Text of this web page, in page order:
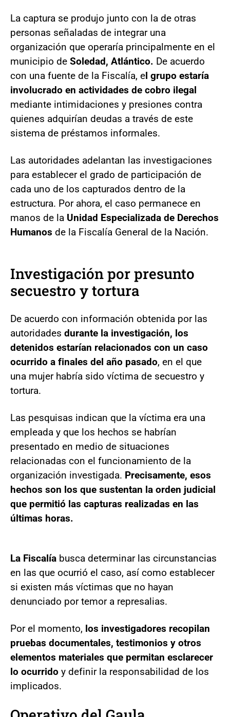
La captura se produjo junto con la de otras
personas señaladas de integrar una
organización que operaría principalmente en el
municipio de Soledad, Atlántico. De acuerdo
con una fuente de la Fiscalía, el grupo estaría
involucrado en actividades de cobro ilegal
mediante intimidaciones y presiones contra
quienes adquirían deudas a través de este
sistema de préstamos informales.
Las autoridades adelantan las investigaciones
para establecer el grado de participación de
cada uno de los capturados dentro de la
estructura. Por ahora, el caso permanece en
manos de la Unidad Especializada de Derechos
Humanos de la Fiscalía General de la Nación.
Investigación por presunto
secuestro y tortura
De acuerdo con información obtenida por las
autoridades durante la investigación, los
detenidos estarían relacionados con un caso
ocurrido a finales del año pasado, en el que
una mujer habría sido víctima de secuestro y
tortura.
Las pesquisas indican que la víctima era una
empleada y que los hechos se habrían
presentado en medio de situaciones
relacionadas con el funcionamiento de la
organización investigada. Precisamente, esos
hechos son los que sustentan la orden judicial
que permitió las capturas realizadas en las
últimas horas.
La Fiscalía busca determinar las circunstancias
en las que ocurrió el caso, así como establecer
si existen más víctimas que no hayan
denunciado por temor a represalias.
Por el momento, los investigadores recopilan
pruebas documentales, testimonios y otros
elementos materiales que permitan esclarecer
lo ocurrido y definir la responsabilidad de los
implicados.